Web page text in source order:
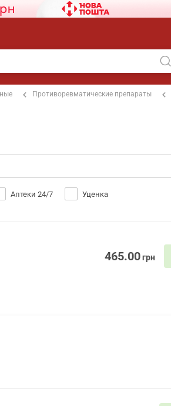
Противоревматические препараты
Аптеки 24/7 Уценка
465.00грн